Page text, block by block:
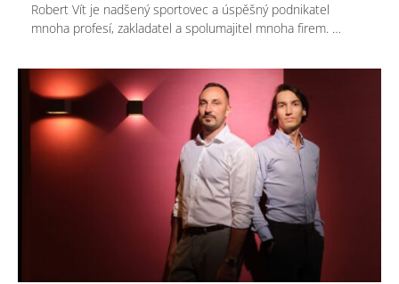
Robert Vít je nadšený sportovec a úspěšný podnikatel
mnoha profesí, zakladatel a spolumajitel mnoha firem. …